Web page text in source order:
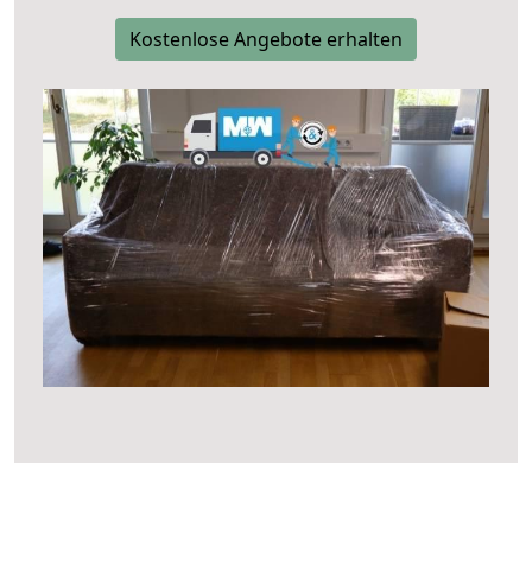
Kostenlose Angebote erhalten